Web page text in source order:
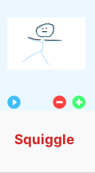
Squiggle